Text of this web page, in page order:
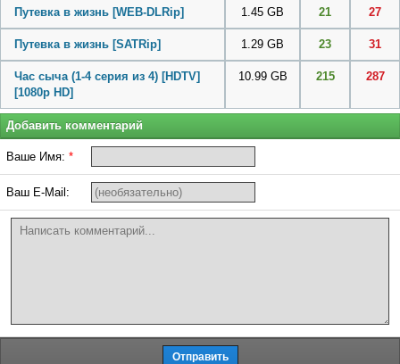
Путевка в жизнь [WEB-DLRip] 1.45 GB 21 27
Путевка в жизнь [SATRip] 1.29 GB 23 31
Час сыча (1-4 серия из 4) [HDTV]
[1080p HD]
10.99 GB 215 287
Добавить комментарий
Ваше Имя: *
Ваш E-Mail: